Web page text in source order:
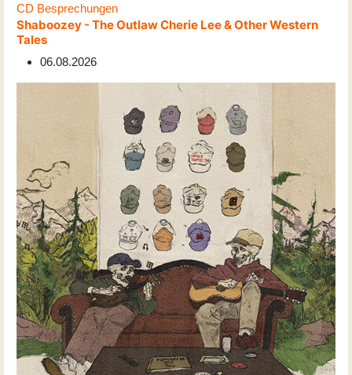
CD Besprechungen
Shaboozey - The Outlaw Cherie Lee & Other Western
Tales
06.08.2026